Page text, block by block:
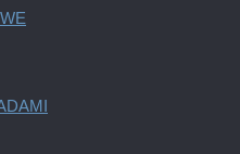
zawartej pomiędzy
dotację celową w kwocie